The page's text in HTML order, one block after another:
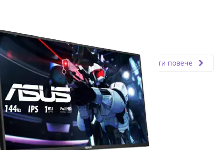
11.03.2024
Fly.bg
Прочети повече